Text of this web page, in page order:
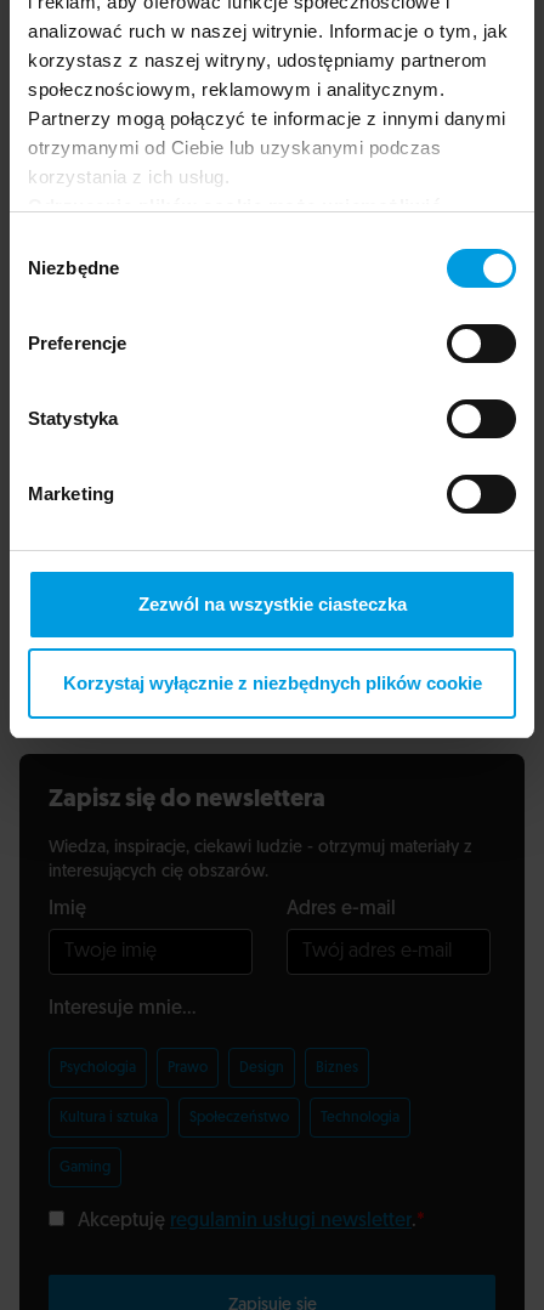
analizować ruch w naszej witrynie. Informacje o tym, jak
korzystasz z naszej witryny, udostępniamy partnerom
społecznościowym, reklamowym i analitycznym.
Partnerzy mogą połączyć te informacje z innymi danymi
otrzymanymi od Ciebie lub uzyskanymi podczas
korzystania z ich usług.
oferowanych na naszej stronie, w tym m.in. z
zgody
Niezbędne
Preferencje
Statystyka
Marketing
Zezwól na wszystkie ciasteczka
Korzystaj wyłącznie z niezbędnych plików cookie
związanych z opracowywaniem nowych
technologii. Konsultantka w projektach
strategicznych i rozwojowych, moderatorka
procesów twórczych, mentorka rozwoju
kobiet w STEM.
Max Bielecki
Psycholog i neurokognitywista – naukowo
pomiaru, wykorzystaniem sztucznej inteligencji
w badaniach oraz zieloną transformacją. Od
współpracując jako konsultant z wieloma
Zapisz się do newslettera
Wiedza, inspiracje, ciekawi ludzie - otrzymuj materiały z
interesujących cię obszarów.
Imię Adres e-mail
Interesuje mnie...
Psychologia Prawo Design Biznes
Kultura i sztuka Społeczeństwo Technologia
Gaming
Akceptuję regulamin usługi newsletter.*
Zapisuję się